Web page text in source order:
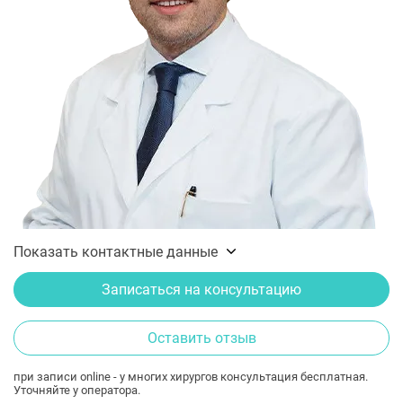
Показать контактные данные
Записаться на консультацию
Оставить отзыв
при записи online - у многих хирургов консультация бесплатная.
Уточняйте у оператора.